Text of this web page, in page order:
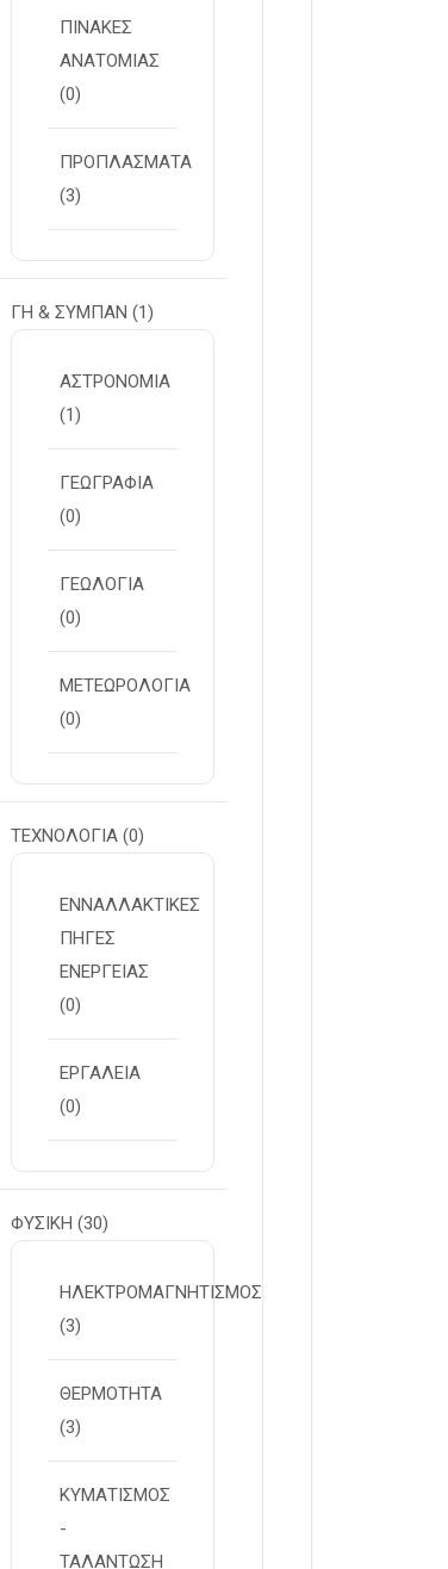
ΠΙΝΑΚΕΣ
ΑΝΑΤΟΜΙΑΣ
(0)
ΠΡΟΠΛΑΣΜΑΤΑ
(3)
ΓΗ & ΣΥΜΠΑΝ (1)
ΑΣΤΡΟΝΟΜΙΑ
(1)
ΓΕΩΓΡΑΦΙΑ
(0)
ΓΕΩΛΟΓΙΑ
(0)
ΜΕΤΕΩΡΟΛΟΓΙΑ
(0)
ΤΕΧΝΟΛΟΓΙΑ (0)
ΕΝΝΑΛΛΑΚΤΙΚΕΣ
ΠΗΓΕΣ
ΕΝΕΡΓΕΙΑΣ
(0)
ΕΡΓΑΛΕΙΑ
(0)
ΦΥΣΙΚΗ (30)
ΗΛΕΚΤΡΟΜΑΓΝΗΤΙΣΜΟΣ
(3)
ΘΕΡΜΟΤΗΤΑ
(3)
ΚΥΜΑΤΙΣΜΟΣ
-
ΤΑΛΑΝΤΩΣΗ